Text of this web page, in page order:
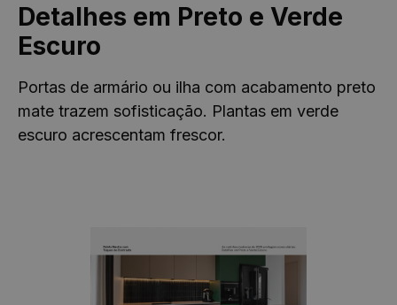
Detalhes em Preto e Verde
Escuro
Portas de armário ou ilha com acabamento preto
mate trazem sofisticação. Plantas em verde
escuro acrescentam frescor.